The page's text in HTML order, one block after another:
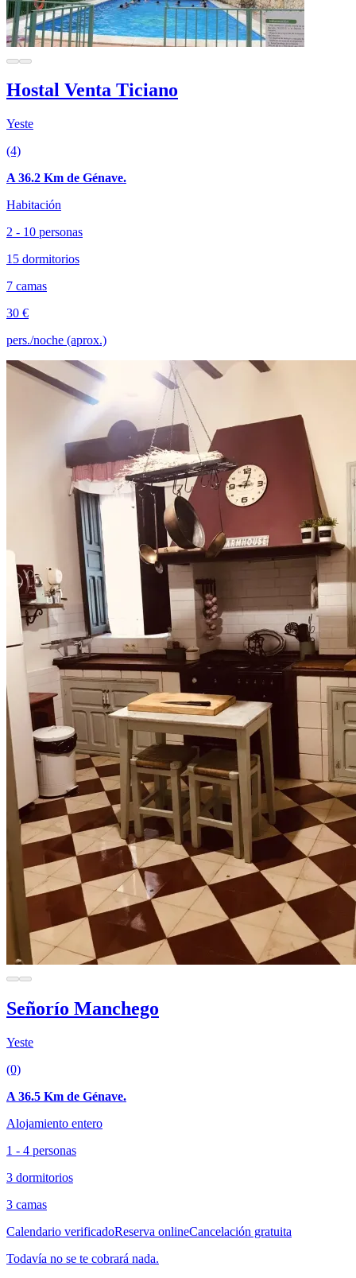
Hostal Venta Ticiano
Yeste
(4)
A 36.2 Km de Génave.
Habitación
2 - 10 personas
15 dormitorios
7 camas
30 €
pers./noche (aprox.)
Señorío Manchego
Yeste
(0)
A 36.5 Km de Génave.
Alojamiento entero
1 - 4 personas
3 dormitorios
3 camas
Calendario verificadoReserva onlineCancelación gratuita
Todavía no se te cobrará nada.